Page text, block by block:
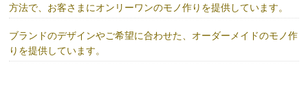
方法で、お客さまにオンリーワンのモノ作りを提供しています。
ブランドのデザインやご希望に合わせた、オーダーメイドのモノ作
りを提供しています。